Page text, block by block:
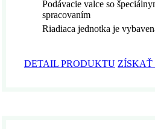
Podávacie valce so
spracovaním
Riadiaca jednotka je
DETAIL PRODUKTU ZÍSKAŤ